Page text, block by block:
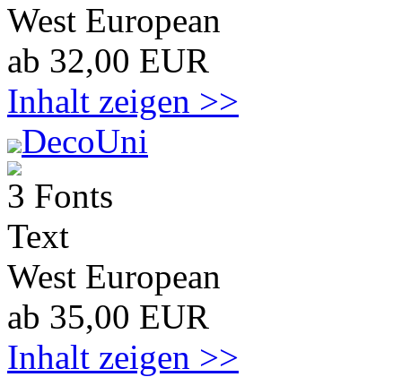
West European
ab 32,00 EUR
Inhalt zeigen >>
DecoUni
3 Fonts
Text
West European
ab 35,00 EUR
Inhalt zeigen >>